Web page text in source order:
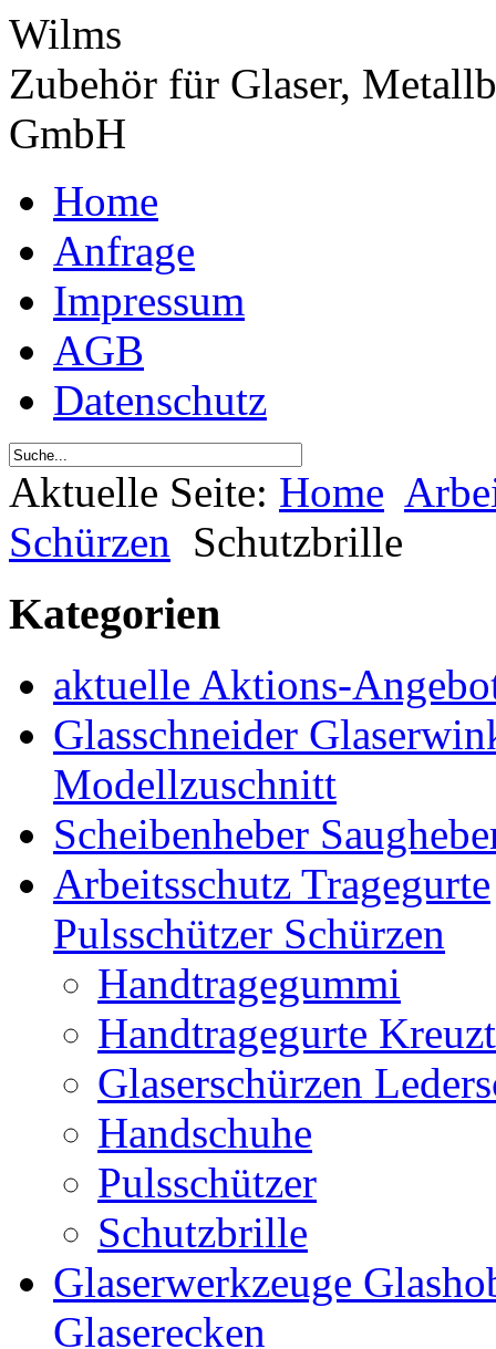
Wilms
Zubehör für Glaser,
GmbH
Home
Anfrage
Impressum
AGB
Datenschutz
Aktuelle Seite: Home
Schürzen Schutzbrille
Kategorien
aktuelle Aktions-
Glasschneider
Modellzuschnitt
Scheibenheber
Arbeitsschutz Tragegurte
Pulsschützer Schürzen
Handtragegummi
Handtragegurte
Glaserschürzen
Handschuhe
Pulsschützer
Schutzbrille
Glaserwerkzeuge
Glaserecken